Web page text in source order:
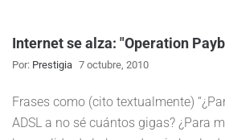
Internet se alza: "Operation
Por: Prestigia 7 octubre, 2010
Frases como (cito textualmente)
ADSL a no sé cuántos gigas? ¿Para